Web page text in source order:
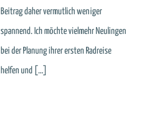
Beitrag daher vermutlich weniger
spannend. Ich möchte vielmehr Neulingen
bei der Planung ihrer ersten Radreise
helfen und […]